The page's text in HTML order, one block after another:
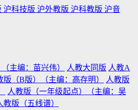
沪科技版 沪外教版 沪科教版 沪音
主编：苗兴伟） 人教大同版 人教A
版（B版）（主编：高存明）
人教版
人教版（一年级起点）（主编：吴
教版（五线谱）